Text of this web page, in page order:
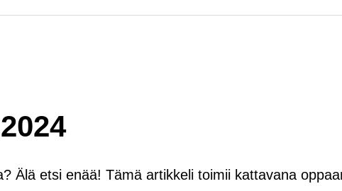
Älä etsi enää! Tämä artikkeli toimii kattavana